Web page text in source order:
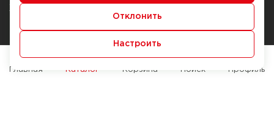
Журнал
Наши марки
Брендирование
Служба контроля качества
Отклонить
Настроить
Главная Каталог Корзина Поиск Профиль